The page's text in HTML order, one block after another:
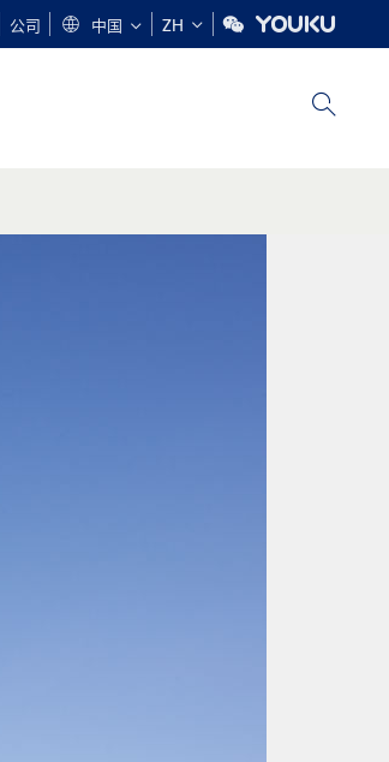
公司 中国 ZH